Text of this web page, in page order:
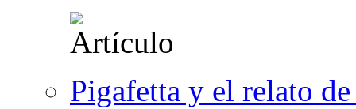
Pigafetta y el relato